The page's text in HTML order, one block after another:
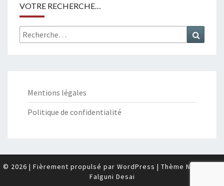
VOTRE RECHERCHE…
Recherche
:
Mentions légales
Politique de confidentialité
© 2026 | Fièrement propulsé par WordPress | Thème Nisarg par
Falguni Desai